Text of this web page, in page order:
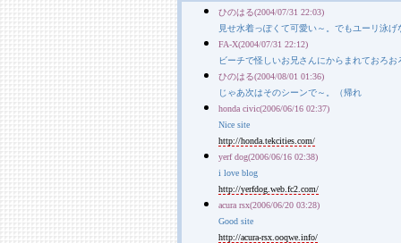
ひのはる(2004/07/31 22:03)
見せ水着っぽくて可愛い～。でもユーリ泳げ
FA-X(2004/07/31 22:12)
ビーチで怪しいお兄さんにからまれてお
ひのはる(2004/08/01 01:36)
じゃあ次はそのシーンで～。（帰れ
honda civic(2006/06/16 02:37)
Nice site
http://honda.tekcities.com/
yerf dog(2006/06/16 02:38)
i love blog
http://yerfdog.web.fc2.com/
acura rsx(2006/06/20 03:28)
Good site
http://acura-rsx.ooqwe.info/